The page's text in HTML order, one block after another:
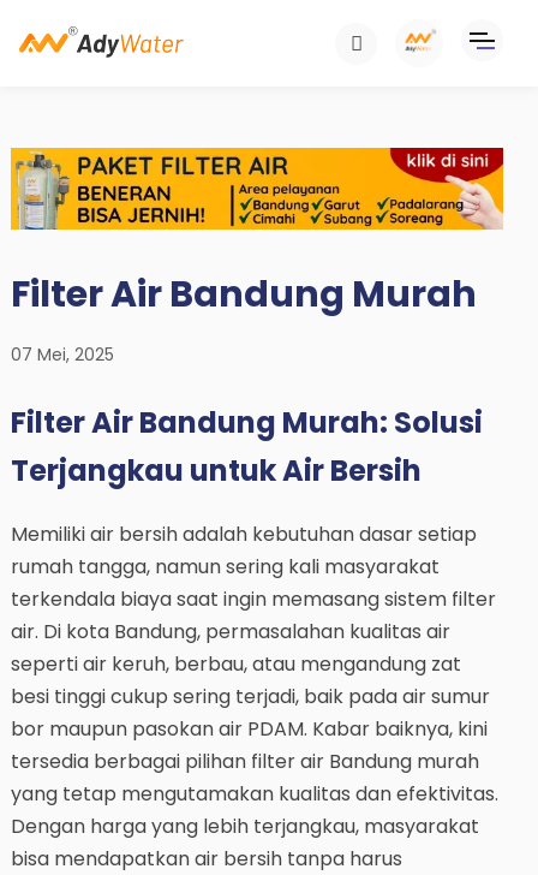
Filter Air Bandung Murah
07 Mei, 2025
Filter Air Bandung Murah: Solusi
Terjangkau untuk Air Bersih
Memiliki air bersih adalah kebutuhan dasar setiap
rumah tangga, namun sering kali masyarakat
terkendala biaya saat ingin memasang sistem filter
air. Di kota Bandung, permasalahan kualitas air
seperti air keruh, berbau, atau mengandung zat
besi tinggi cukup sering terjadi, baik pada air sumur
bor maupun pasokan air PDAM. Kabar baiknya, kini
tersedia berbagai pilihan filter air Bandung murah
yang tetap mengutamakan kualitas dan efektivitas.
Dengan harga yang lebih terjangkau, masyarakat
bisa mendapatkan air bersih tanpa harus